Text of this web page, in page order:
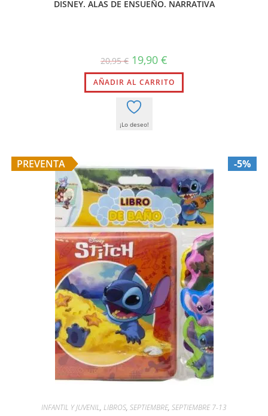
DISNEY. ALAS DE ENSUEÑO. NARRATIVA
20,95€ El
precio
original
era:
20,95 €.
19,90 €
actual
es:
19,90 €.
AÑADIR AL CARRITO
¡Lo deseo!
PREVENTA -5%
INFANTIL Y JUVENIL, LIBROS, SEPTIEMBRE, SEPTIEMBRE 7-13